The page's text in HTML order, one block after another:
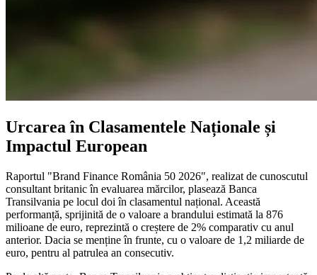
Urcarea în Clasamentele Naționale și
Impactul European
Raportul "Brand Finance România 50 2026", realizat de cunoscutul
consultant britanic în evaluarea mărcilor, plasează Banca
Transilvania pe locul doi în clasamentul național. Această
performanță, sprijinită de o valoare a brandului estimată la 876
milioane de euro, reprezintă o creștere de 2% comparativ cu anul
anterior. Dacia se menține în frunte, cu o valoare de 1,2 miliarde de
euro, pentru al patrulea an consecutiv.